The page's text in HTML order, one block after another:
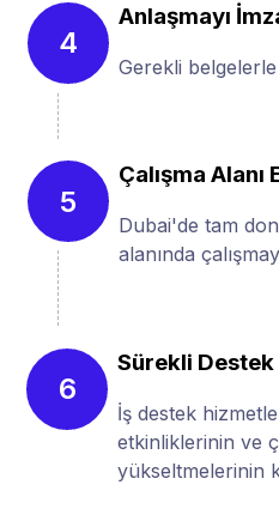
4
Anlaşmayı
Gerekli belgelerle
5
Çalışma Alanı
Dubai'de tam
alanında
6
Sürekli Destek
İş destek
etkinliklerinin ve
yükseltmelerinin